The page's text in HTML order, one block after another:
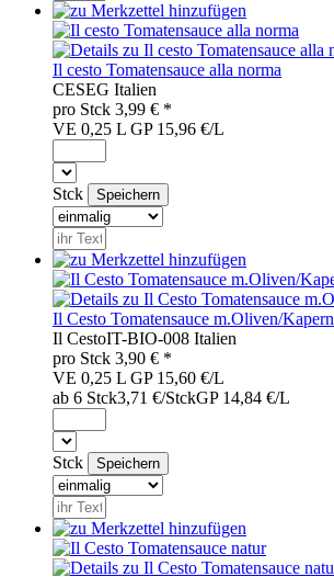
Il cesto Tomatensauce alla norma
CESEG Italien
pro Stck 3,99 € *
VE 0,25 L GP 15,96 €/L
Stck
Il Cesto Tomatensauce m.Oliven/Kapern
Il CestoIT-BIO-008 Italien
pro Stck 3,90 € *
VE 0,25 L GP 15,60 €/L
ab 6 Stck3,71 €/StckGP 14,84 €/L
Stck